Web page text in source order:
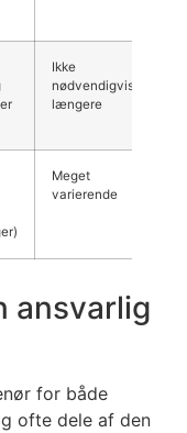
Ikke
nødvendigvis
længere
Meget
varierende
ansvarlig
for både
ofte dele af den